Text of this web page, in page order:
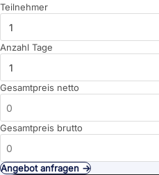
Teilnehmer
Anzahl Tage
Gesamtpreis netto
Gesamtpreis brutto
Angebot anfragen →